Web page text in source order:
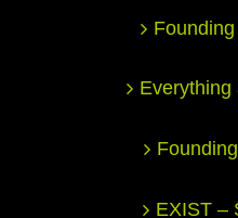
Everything
EXIST –